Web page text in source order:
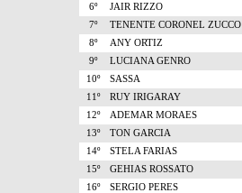
6º
JAIR RIZZO
7º
TENENTE CORONEL ZUCCO
8º
ANY ORTIZ
9º
LUCIANA GENRO
10º
SASSA
11º
RUY IRIGARAY
12º
ADEMAR MORAES
13º
TON GARCIA
14º
STELA FARIAS
15º
GEHIAS ROSSATO
16º
SERGIO PERES